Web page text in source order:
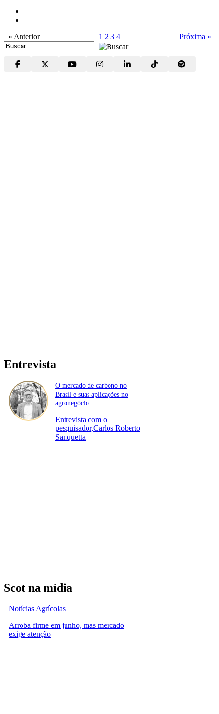
« Anterior 1 2 3 4 Próxima »
Entrevista
O mercado de carbono no
Brasil e suas aplicações no
agronegócio
Entrevista com o
pesquisador,Carlos Roberto
Sanquetta
Scot na mídia
Notícias Agrícolas
Arroba firme em junho, mas mercado
exige atenção